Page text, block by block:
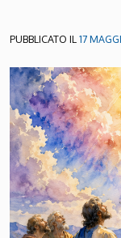
PUBBLICATO IL17